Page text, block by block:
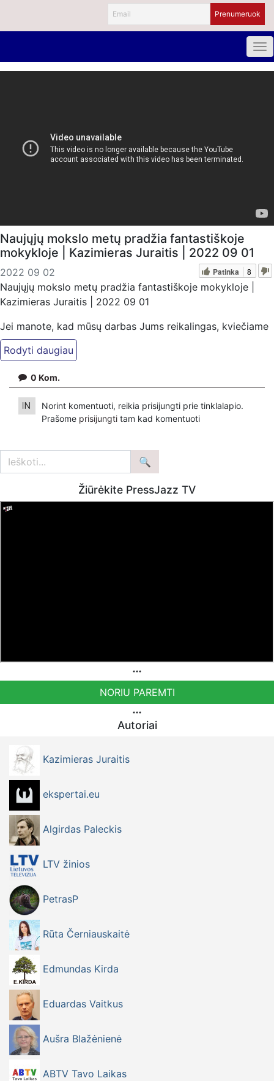
Naujųjų mokslo metų pradžia fantastiškoje
mokykloje | Kazimieras Juraitis | 2022 09 01
2022 09 02 Patinka 8
Naujųjų mokslo metų pradžia fantastiškoje mokykloje |
Kazimieras Juraitis | 2022 09 01
Jei manote, kad mūsų darbas Jums reikalingas, kviečiame
paremti: Patreon platfomoje
patreon.com/KazimierasJuraitis; Tiesiogiai pervedant per
"Kaisakas", LT477300010078090515 Paskirtyje nurodant
''Auka''
0 Kom.
Norint komentuoti, reikia prisijungti prie tinklalapio.
Prašome prisijungti tam kad komentuoti
Žiūrėkite PressJazz TV
NORIU PAREMTI
Autoriai
Kazimieras Juraitis
ekspertai.eu
Algirdas Paleckis
LTV žinios
PetrasP
Rūta Černiauskaitė
Edmundas Kirda
Eduardas Vaitkus
Aušra Blažėnienė
ABTV Tavo Laikas